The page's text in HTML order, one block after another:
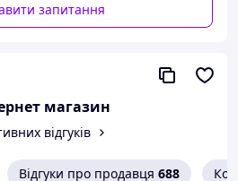
20 кг;
запитання
магазин
відгуків
Відгуки про продавця 688